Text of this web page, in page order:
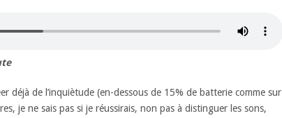
déjà de l’inquiètude (en-dessous de 15% de batterie comme sur
je ne sais pas si je réussirais, non pas à distinguer les sons,